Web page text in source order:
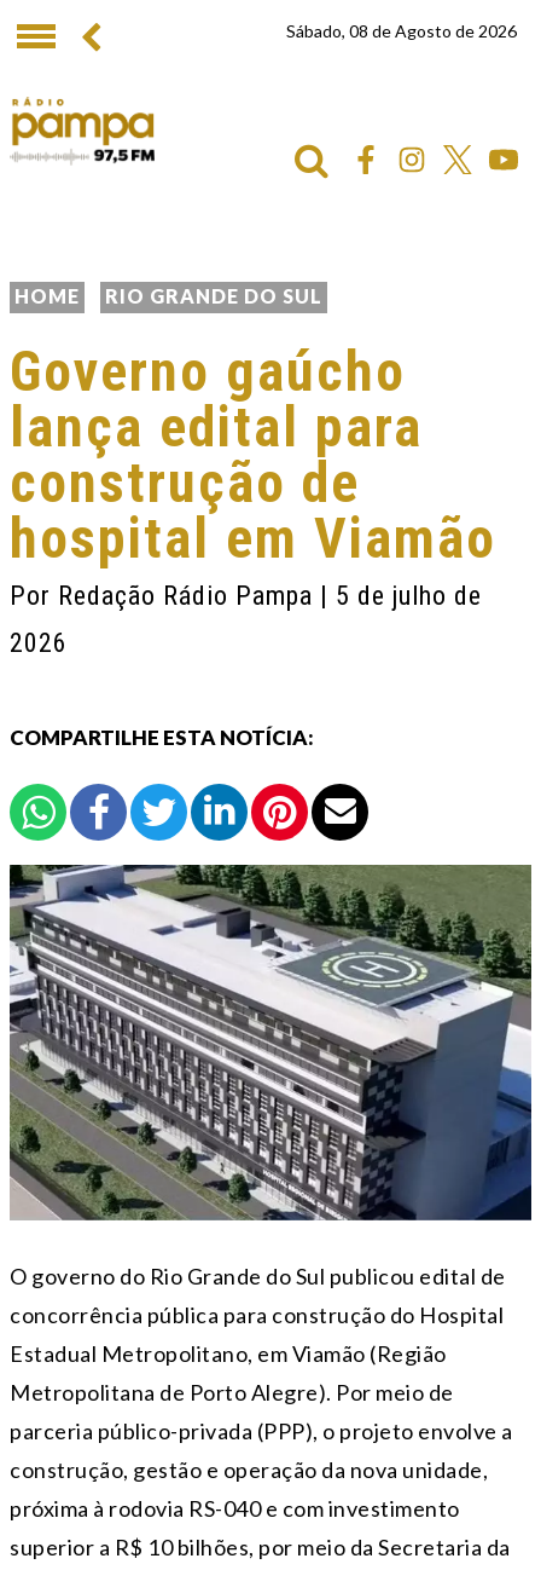
Sábado, 08 de Agosto de 2026
HOME RIO GRANDE DO SUL
Governo gaúcho
lança edital para
construção de
hospital em Viamão
Por Redação Rádio Pampa | 5 de julho de
2026
COMPARTILHE ESTA NOTÍCIA:
O governo do Rio Grande do Sul publicou edital de
concorrência pública para construção do Hospital
Estadual Metropolitano, em Viamão (Região
Metropolitana de Porto Alegre). Por meio de
parceria público-privada (PPP), o projeto envolve a
construção, gestão e operação da nova unidade,
próxima à rodovia RS-040 e com investimento
superior a R$ 10 bilhões, por meio da Secretaria da